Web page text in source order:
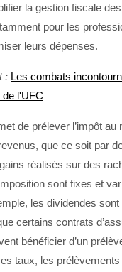
la gestion fiscale
pour les
leurs dépenses.
: Les combats
de l'UFC
de prélever l’impôt au
que ce soit par
réalisés sur des
sont fixes et
les dividendes
certains contrats
bénéficier d’un
taux, les